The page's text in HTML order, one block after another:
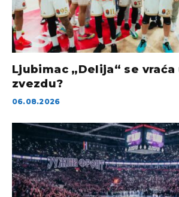
Ljubimac „Delija“ se vraća
zvezdu?
06.08.2026